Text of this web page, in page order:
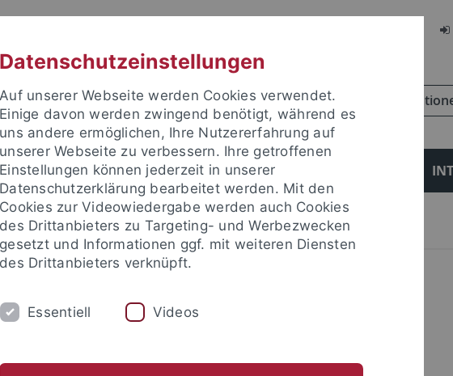
FORSCHUNG EINRICHTUNGEN
um sich anzumelden:
Datenschutzeinstellungen
Auf unserer Webseite werden Cookies verwendet.
Einige davon werden zwingend benötigt, während es
uns andere ermöglichen, Ihre Nutzererfahrung auf
unserer Webseite zu verbessern. Ihre getroffenen
Einstellungen können jederzeit in unserer
Datenschutzerklärung bearbeitet werden. Mit den
Cookies zur Videowiedergabe werden auch Cookies
des Drittanbieters zu Targeting- und Werbezwecken
gesetzt und Informationen ggf. mit weiteren Diensten
des Drittanbieters verknüpft.
Essentiell Videos